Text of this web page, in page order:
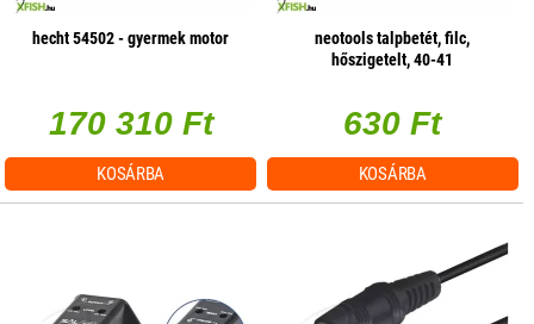
hecht 54502 - gyermek motor
170 310 Ft
KOSÁRBA
neotools talpbetét, filc,
hőszigetelt, 40-41
630 Ft
KOSÁRBA